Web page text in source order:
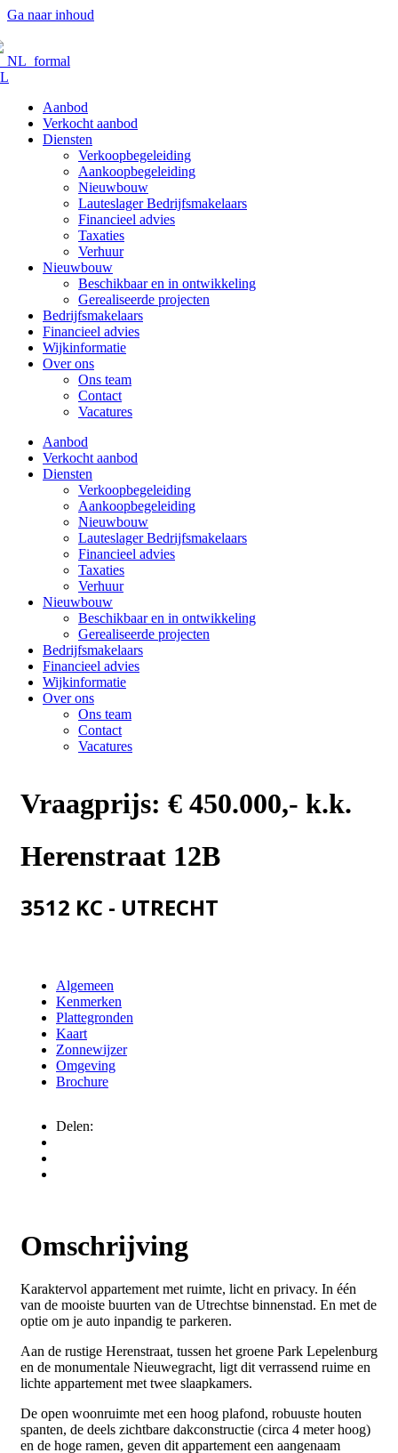
Ga naar inhoud
Aanbod
Verkocht aanbod
Diensten
Verkoopbegeleiding
Aankoopbegeleiding
Nieuwbouw
Lauteslager Bedrijfsmakelaars
Financieel advies
Taxaties
Verhuur
Nieuwbouw
Beschikbaar en in ontwikkeling
Gerealiseerde projecten
Bedrijfsmakelaars
Financieel advies
Wijkinformatie
Over ons
Ons team
Contact
Vacatures
Aanbod
Verkocht aanbod
Diensten
Verkoopbegeleiding
Aankoopbegeleiding
Nieuwbouw
Lauteslager Bedrijfsmakelaars
Financieel advies
Taxaties
Verhuur
Nieuwbouw
Beschikbaar en in ontwikkeling
Gerealiseerde projecten
Bedrijfsmakelaars
Financieel advies
Wijkinformatie
Over ons
Ons team
Contact
Vacatures
Vraagprijs: € 450.000,- k.k.
Herenstraat 12B
3512 KC - UTRECHT
Algemeen
Kenmerken
Plattegronden
Kaart
Zonnewijzer
Omgeving
Brochure
Delen:
Omschrijving
Karaktervol appartement met ruimte, licht en privacy. In één
van de mooiste buurten van de Utrechtse binnenstad. En met de
optie om je auto inpandig te parkeren.
Aan de rustige Herenstraat, tussen het groene Park Lepelenburg
en de monumentale Nieuwegracht, ligt dit verrassend ruime en
lichte appartement met twee slaapkamers.
De open woonruimte met een hoog plafond, robuuste houten
spanten, de deels zichtbare dakconstructie (circa 4 meter hoog)
en de hoge ramen, geven dit appartement een aangenaam